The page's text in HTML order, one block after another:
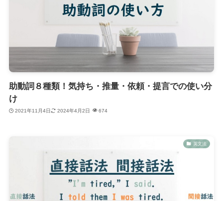
助動詞８種類！気持ち・推量・依頼・提言での使い分
け
2021年11月4日 2024年4月2日 674
英文法